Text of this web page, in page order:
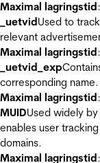
Maximal lagringstid
_uetvidUsed to
relevant
Maximal lagringstid
_uetvid_exp
corresponding name.
Maximal lagringstid
MUIDUsed widely
enables user
domains.
Maximal lagringstid